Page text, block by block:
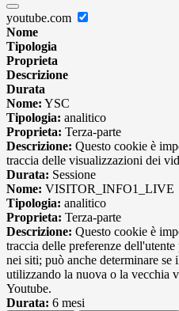
youtube.com
Nome
Tipologia
Proprieta
Descrizione
Durata
Nome: YSC
Tipologia: analitico
Proprieta: Terza-parte
Descrizione: Questo cookie è
traccia delle visualizzazioni dei
Durata: Sessione
Nome: VISITOR_INFO1_LIVE
Tipologia: analitico
Proprieta: Terza-parte
Descrizione: Questo cookie è
traccia delle preferenze
nei siti; può anche determinare se
utilizzando la nuova o la vecchia
Youtube.
Durata: 6 mesi